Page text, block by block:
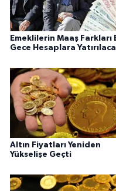
Emeklilerin Maaş Farkları
Gece Hesaplara
Altın Fiyatları Yeniden
Yükselişe Geçti